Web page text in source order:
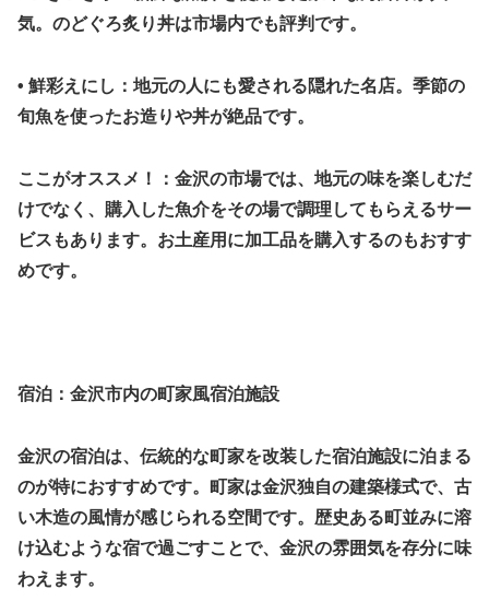
気。のどぐろ炙り丼は市場内でも評判です。
• 鮮彩えにし：地元の人にも愛される隠れた名店。季節の
旬魚を使ったお造りや丼が絶品です。
ここがオススメ！：金沢の市場では、地元の味を楽しむだ
けでなく、購入した魚介をその場で調理してもらえるサー
ビスもあります。お土産用に加工品を購入するのもおすす
めです。
宿泊：金沢市内の町家風宿泊施設
金沢の宿泊は、伝統的な町家を改装した宿泊施設に泊まる
のが特におすすめです。町家は金沢独自の建築様式で、古
い木造の風情が感じられる空間です。歴史ある町並みに溶
け込むような宿で過ごすことで、金沢の雰囲気を存分に味
わえます。